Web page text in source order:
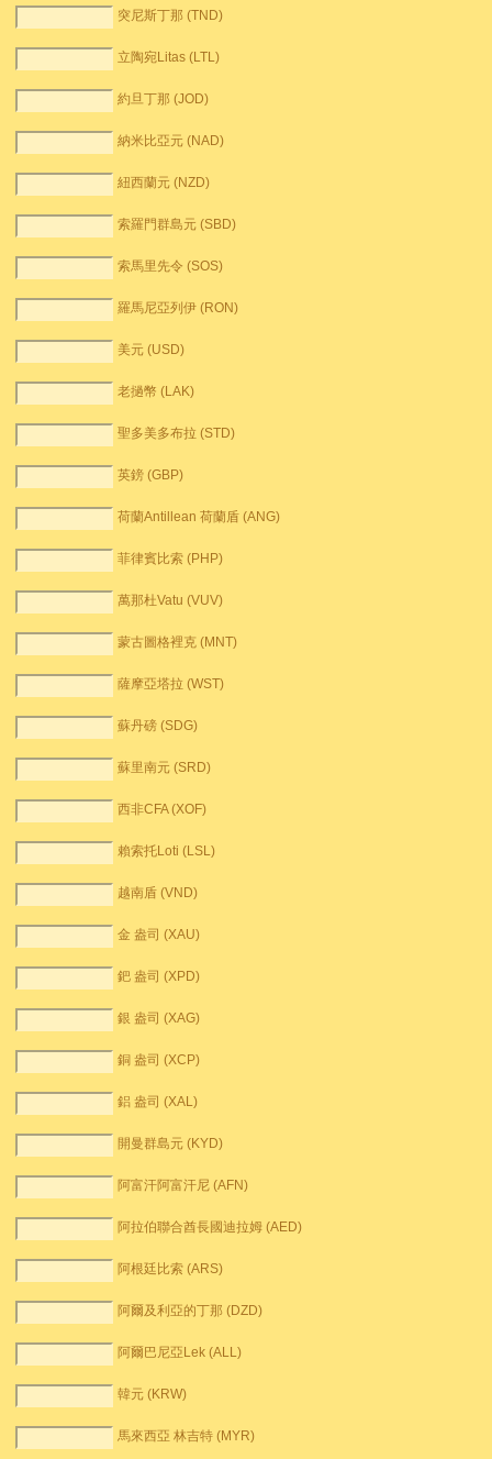
突尼斯丁那 (TND)
立陶宛Litas (LTL)
約旦丁那 (JOD)
納米比亞元 (NAD)
紐西蘭元 (NZD)
索羅門群島元 (SBD)
索馬里先令 (SOS)
羅馬尼亞列伊 (RON)
美元 (USD)
老撾幣 (LAK)
聖多美多布拉 (STD)
英鎊 (GBP)
荷蘭Antillean 荷蘭盾 (ANG)
菲律賓比索 (PHP)
萬那杜Vatu (VUV)
蒙古圖格裡克 (MNT)
薩摩亞塔拉 (WST)
蘇丹磅 (SDG)
蘇里南元 (SRD)
西非CFA (XOF)
賴索托Loti (LSL)
越南盾 (VND)
金 盎司 (XAU)
鈀 盎司 (XPD)
銀 盎司 (XAG)
銅 盎司 (XCP)
鋁 盎司 (XAL)
開曼群島元 (KYD)
阿富汗阿富汗尼 (AFN)
阿拉伯聯合酋長國迪拉姆 (AED)
阿根廷比索 (ARS)
阿爾及利亞的丁那 (DZD)
阿爾巴尼亞Lek (ALL)
韓元 (KRW)
馬來西亞 林吉特 (MYR)